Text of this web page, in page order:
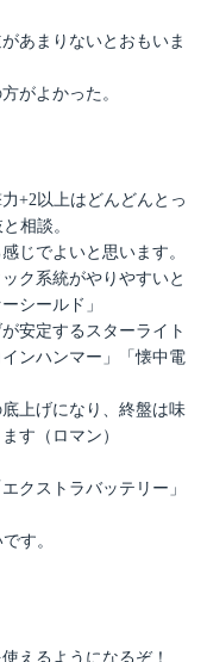
あまりないとおもいま
がよかった。
+2以上はどんどんとっ
相談。
じでよいと思います。
ク系統がやりやすいと
シールド」
安定するスターライト
ンハンマー」「懐中電
上げになり、終盤は味
す（ロマン）
クストラバッテリー」
す。
えるようになるぞ！